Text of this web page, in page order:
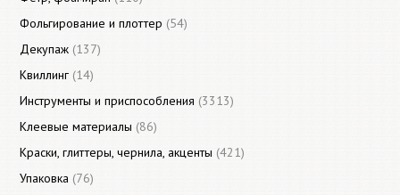
Фольгирование и плоттер (54)
Декупаж (137)
Квиллинг (14)
Инструменты и приспособления (3313)
Клеевые материалы (86)
Краски, глиттеры, чернила, акценты (421)
Упаковка (76)